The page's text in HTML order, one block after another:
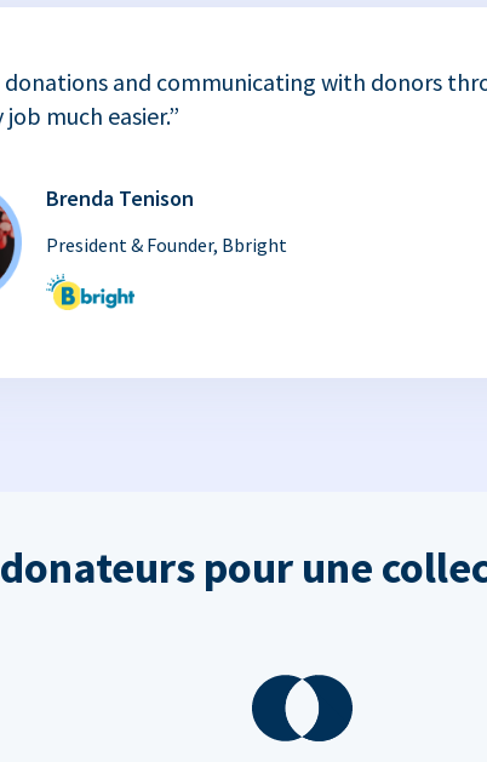
donations and communicating with donors
job much easier.”
Brenda Tenison
President & Founder, Bbright
pour une